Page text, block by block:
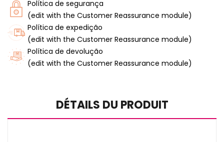
Política de segurança
(edit with the Customer Reassurance module)
Política de expedição
(edit with the Customer Reassurance module)
Política de devolução
(edit with the Customer Reassurance module)
DÉTAILS DU PRODUIT